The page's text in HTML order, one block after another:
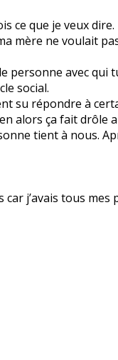
ce que je veux
mère ne voulait
personne avec qui
social.
su répondre à
alors ça fait drôle
tient à nous.
j’avais tous mes